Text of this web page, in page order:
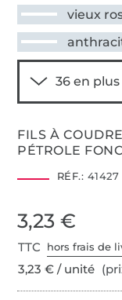
vieux
FILS À
PÉTROLE
RÉF.: 41427
3,23 €
TTC hors frais de
3,23 € / unité